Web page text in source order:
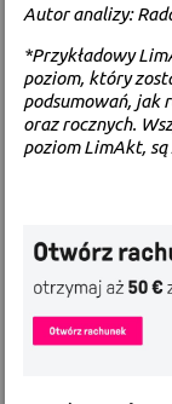
Autor analizy:
*Przykładowy
poziom, który
podsumowań, jak
oraz rocznych.
poziom LimAkt, są